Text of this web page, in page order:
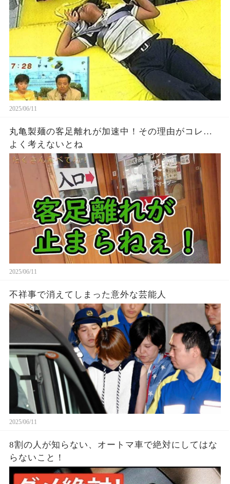
2025/06/11
丸亀製麺の客足離れが加速中！その理由がコレ…
よく考えないとね
2025/06/11
不祥事で消えてしまった意外な芸能人
2025/06/11
8割の人が知らない、オートマ車で絶対にしてはな
らないこと！